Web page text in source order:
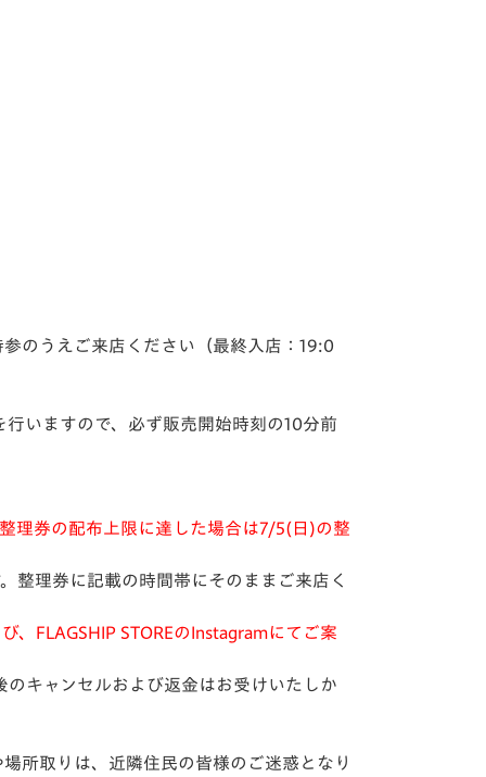
のうえご来店ください（最終入店：19:0
いますので、必ず販売開始時刻の10分前
理券の配布上限に達した場合は7/5(日)の整
整理券に記載の時間帯にそのままご来店く
FLAGSHIP STOREのInstagramにてご案
キャンセルおよび返金はお受けいたしか
所取りは、近隣住民の皆様のご迷惑となり